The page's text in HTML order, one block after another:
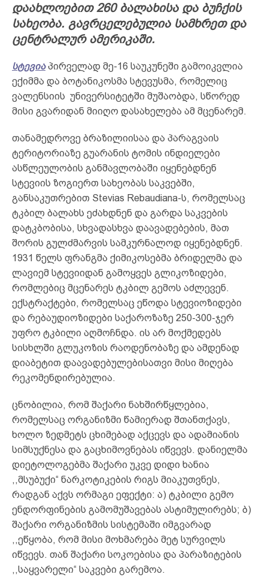
დაახლოებით 260 ბალახისა და ბუჩქის
სახეობა. გავრცელებულია სამხრეთ და
ცენტრალურ ამერიკაში.
სტევიაპირველად მე-16 საუკუნეში გამოიკვლია
ექიმმა და ბოტანიკოსმა სტევუსმა, რომელიც
ვალენსიის უნივერსიტეტში მუშაობდა, სწორედ
მისი გვარიდან მიიღო დასახელება ამ მცენარემ.
თანამედროვე ბრაზილიისაა და პარაგვაის
ტერიტორიაზე გუარანის ტომის ინდიელები
ასწლეულობის განმავლობაში იყენებდნენ
სტევიის ზოგიერთ სახეობას საკვებში,
განსაკუთრებით Stevias Rebaudiana-ს, რომელსაც
ტკბილ ბალახს ეძახდნენ და გარდა საკვების
დატკბობისა, სხვადასხვა დაავადებების, მათ
შორის გულძმარვის სამკურნალოდ იყენებდნენ.
1931 წელს ფრანგმა ქიმიკოსებმა ბრიდელმა და
ლავიემ სტევიიდან გამოყვეს გლიკოზიდები,
რომლებიც მცენარეს ტკბილ გემოს აძლევენ.
ექსტრაქტები, რომელსაც ეწოდა სტევიოზიდები
და რებაუდიოზიდები საქაროზაზე 250-300-ჯერ
უფრო ტკბილი აღმოჩნდა. ის არ მოქმედებს
სისხლში გლუკოზის რაოდენობაზე და ამდენად
დიაბეტით დაავადებულებისათვი მისი მიღება
რეკომენდირებულია.
ცნობილია, რომ შაქარი ნახშირწყლებია,
რომელსაც ორგანიზმი წამიერად შთანთქავს,
ხოლო ზედმეტს ცხიმებად აქცევს და ადამიანის
სიმსუქნესა და გაცხიმოვნებას იწვევს. დანიელმა
დიეტოლოგებმა შაქარი უკვე დიდი ხანია
,,მსუბუქი“ ნარკოტიკების რიგს მიაკუთვნეს,
რადგან აქვს ორმაგი ეფექტი: ა) ტკბილი გემო
ენდორფინების გამომუშავებას ასტიმულირებს; ბ)
შაქარი ორგანიზმის სისტემაში იმგვარად
,,ეწყობა, რომ მისი მოხმარება მეტ სურვილს
იწვევს. თან შაქარი სოკოებისა და პარაზიტების
,,საყვარელი“ საკვები გარემოა.